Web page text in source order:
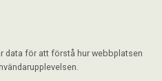
data för att förstå hur webbplatsen